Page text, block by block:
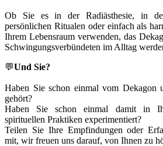
Ob Sie es in der Radiästhesie, in
persönlichen Ritualen oder einfach als
Ihrem Lebensraum verwenden, das
Schwingungsverbündeten im Alltag
💬Und Sie?
Haben Sie schon einmal vom Dekagon
gehört?
Haben Sie schon einmal damit in
spirituellen Praktiken experimentiert?
Teilen Sie Ihre Empfindungen oder
mit, wir freuen uns darauf, von Ihnen zu